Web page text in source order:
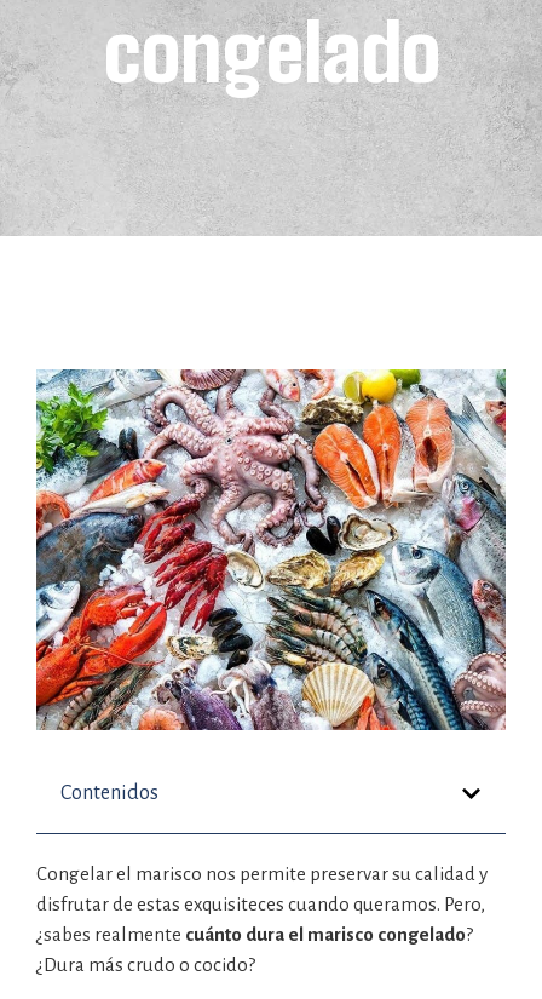
congelado
Contenidos
Congelar el marisco nos permite preservar su calidad y
disfrutar de estas exquisiteces cuando queramos. Pero,
¿sabes realmente cuánto dura el marisco congelado?
¿Dura más crudo o cocido?